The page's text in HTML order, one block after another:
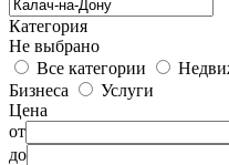
Категория
Не выбрано
Все категории
Бизнеса
Услуги
Цена
от
до